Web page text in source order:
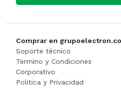
Comprar en
Soporte técnico
Termino y Condiciones
Corporativo
Politica y Privacidad
CONSERVADORA DE HIEL
CONTADORA BILLET
Cortador De Papa
Planchas
Procesadoras / Picadoras
Sandwichera
Motoguada
Motosierra
NIVEL LASE